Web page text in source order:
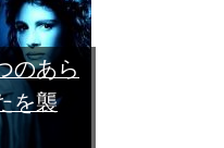
のあら
を襲